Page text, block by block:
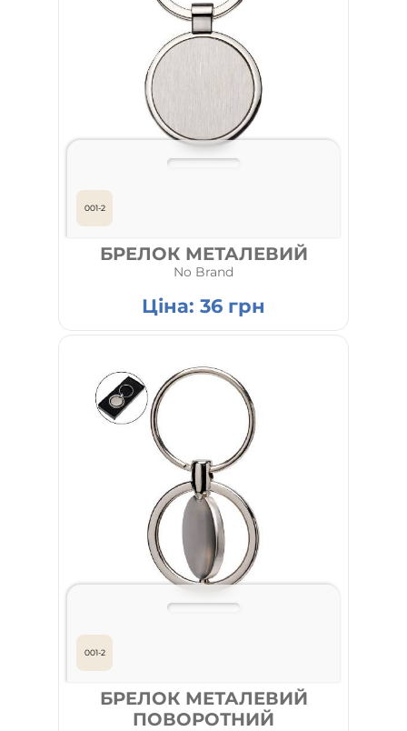
001-2
БРЕЛОК МЕТАЛЕВИЙ
No Brand
Ціна: 36 грн
001-2
БРЕЛОК МЕТАЛЕВИЙ
ПОВОРОТНИЙ